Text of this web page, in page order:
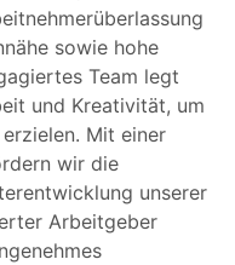
sowie hohe
Team legt
und Kreativität, um
Mit einer
wir die
unserer
Arbeitgeber